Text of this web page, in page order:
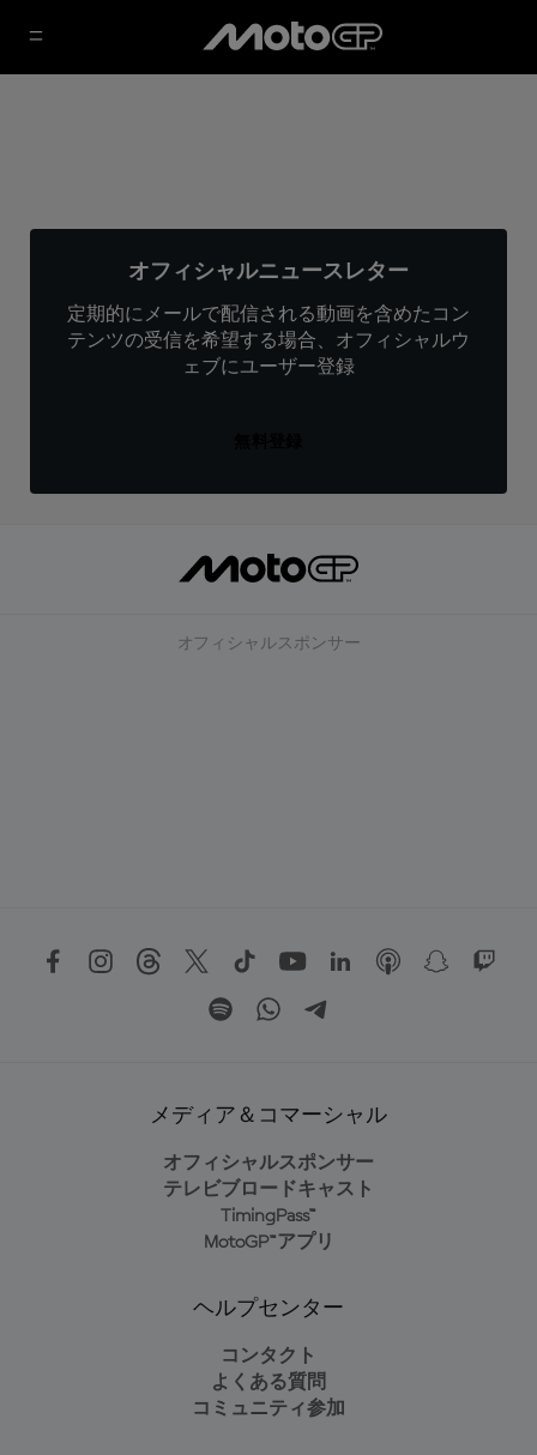
オフィシャルニュースレター
定期的にメールで配信される動画を含めたコン
テンツの受信を希望する場合、オフィシャルウ
ェブにユーザー登録
オフィシャルスポンサー
メディア＆コマーシャル
オフィシャルスポンサー
テレビブロードキャスト
TimingPass™
MotoGP™アプリ
ヘルプセンター
コンタクト
よくある質問
コミュニティ参加